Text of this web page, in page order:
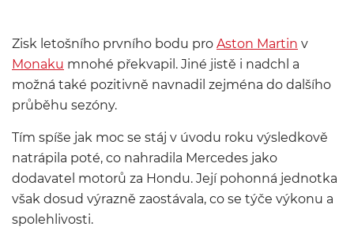
Zisk letošního prvního bodu pro Aston Martin v
Monaku mnohé překvapil. Jiné jistě i nadchl a
možná také pozitivně navnadil zejména do dalšího
průběhu sezóny.
Tím spíše jak moc se stáj v úvodu roku výsledkově
natrápila poté, co nahradila Mercedes jako
dodavatel motorů za Hondu. Její pohonná jednotka
však dosud výrazně zaostávala, co se týče výkonu a
spolehlivosti.